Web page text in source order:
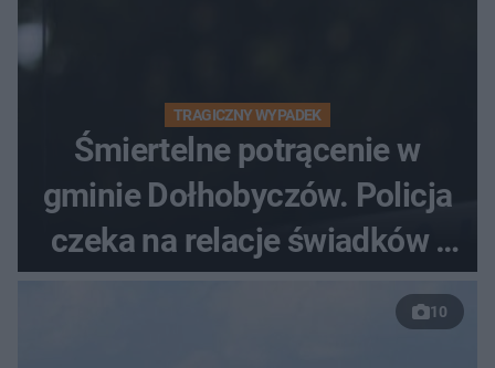
TRAGICZNY WYPADEK
Śmiertelne potrącenie w
gminie Dołhobyczów. Policja
czeka na relacje świadków i
nagrania z kamer
10